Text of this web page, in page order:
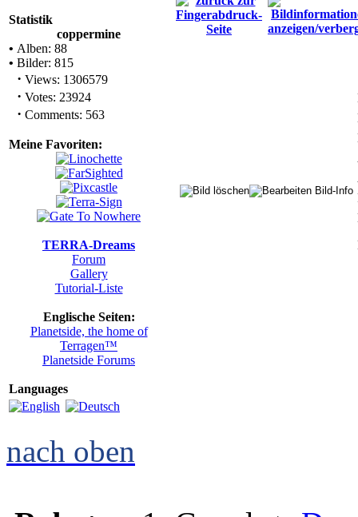
Statistik
coppermine
• Alben: 88
• Bilder: 815
· Views: 1306579
· Votes: 23924
· Comments: 563
Meine Favoriten:
TERRA-Dreams
Forum
Gallery
Tutorial-Liste
Englische Seiten:
Planetside, the home of
Terragen™
Planetside Forums
Languages
nach oben